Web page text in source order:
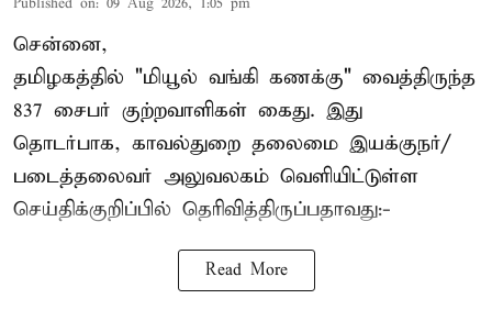
சென்னை,
தமிழகத்தில் "மியூல் வங்கி கணக்கு" வைத்திருந்த
837 சைபர் குற்றவாளிகள் கைது. இது
தொடர்பாக, காவல்துறை தலைமை இயக்குநர்/
படைத்தலைவர் அலுவலகம் வெளியிட்டுள்ள
செய்திக்குறிப்பில் தெரிவித்திருப்பதாவது:-
Read More